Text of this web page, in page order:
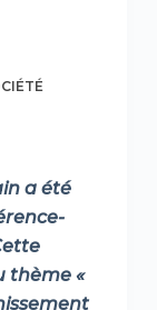
a été
thème «